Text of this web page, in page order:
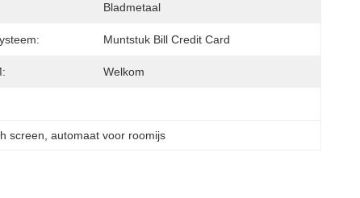
Bladmetaal
Muntstuk Bill Credit Card
Welkom
screen , automaat voor roomijs